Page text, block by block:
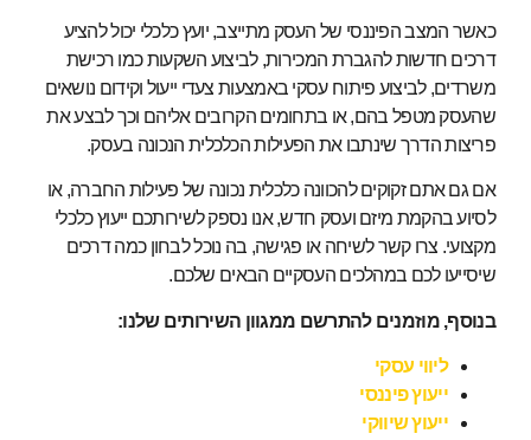
כאשר המצב הפיננסי של העסק מתייצב, יועץ כלכלי יכול להציע
דרכים חדשות להגברת המכירות, לביצוע השקעות כמו רכישת
משרדים, לביצוע פיתוח עסקי באמצעות צעדי ייעול וקידום נושאים
שהעסק מטפל בהם, או בתחומים הקרובים אליהם וכך לבצע את
פריצות הדרך שינתבו את הפעילות הכלכלית הנכונה בעסק.
אם גם אתם זקוקים להכוונה כלכלית נכונה של פעילות החברה, או
לסיוע בהקמת מיזם ועסק חדש, אנו נספק לשירותכם ייעוץ כלכלי
מקצועי. צרו קשר לשיחה או פגישה, בה נוכל לבחון כמה דרכים
שיסייעו לכם במהלכים העסקיים הבאים שלכם.
בנוסף, מוזמנים להתרשם ממגוון השירותים שלנו:
ליווי עסקי
ייעוץ פיננסי
ייעוץ שיווקי